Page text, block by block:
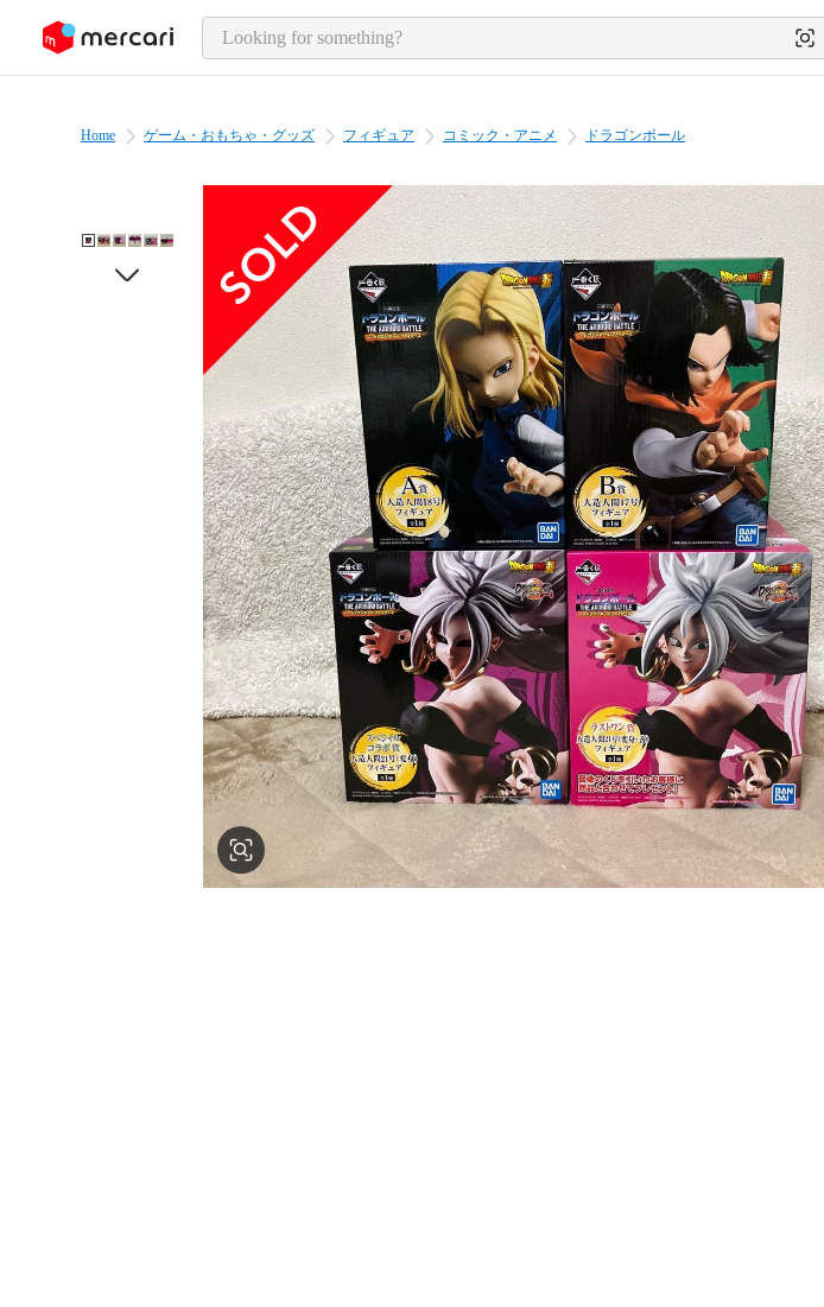
page content
Home ゲーム・おもちゃ・グッズ フィギュア コミック・アニメ ドラゴンボール